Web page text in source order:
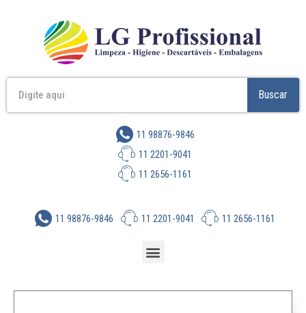
Buscar
11 98876-9846
11 2201-9041
11 2656-1161
11 98876-9846 11 2201-9041 11 2656-1161